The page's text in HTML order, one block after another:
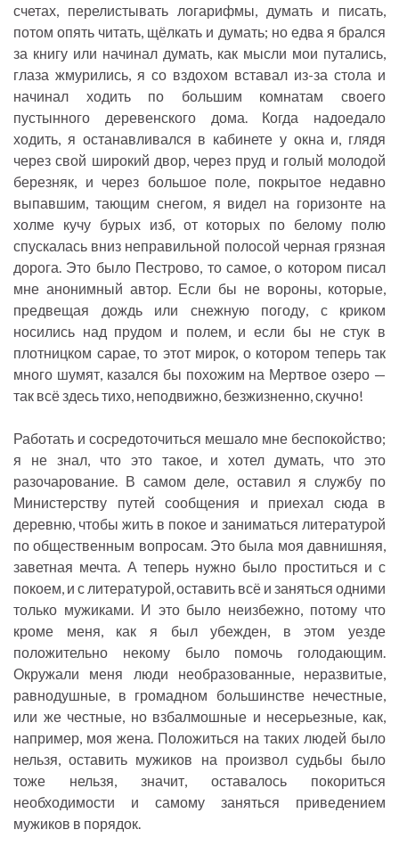
счетах, перелистывать логарифмы, думать и писать,
потом опять читать, щёлкать и думать; но едва я брался
за книгу или начинал думать, как мысли мои путались,
глаза жмурились, я со вздохом вставал из-за стола и
начинал ходить по большим комнатам своего
пустынного деревенского дома. Когда надоедало
ходить, я останавливался в кабинете у окна и, глядя
через свой широкий двор, через пруд и голый молодой
березняк, и через большое поле, покрытое недавно
выпавшим, тающим снегом, я видел на горизонте на
холме кучу бурых изб, от которых по белому полю
спускалась вниз неправильной полосой черная грязная
дорога. Это было Пестрово, то самое, о котором писал
мне анонимный автор. Если бы не вороны, которые,
предвещая дождь или снежную погоду, с криком
носились над прудом и полем, и если бы не стук в
плотницком сарае, то этот мирок, о котором теперь так
много шумят, казался бы похожим на Мертвое озеро —
так всё здесь тихо, неподвижно, безжизненно, скучно!
Работать и сосредоточиться мешало мне беспокойство;
я не знал, что это такое, и хотел думать, что это
разочарование. В самом деле, оставил я службу по
Министерству путей сообщения и приехал сюда в
деревню, чтобы жить в покое и заниматься литературой
по общественным вопросам. Это была моя давнишняя,
заветная мечта. А теперь нужно было проститься и с
покоем, и с литературой, оставить всё и заняться одними
только мужиками. И это было неизбежно, потому что
кроме меня, как я был убежден, в этом уезде
положительно некому было помочь голодающим.
Окружали меня люди необразованные, неразвитые,
равнодушные, в громадном большинстве нечестные,
или же честные, но взбалмошные и несерьезные, как,
например, моя жена. Положиться на таких людей было
нельзя, оставить мужиков на произвол судьбы было
тоже нельзя, значит, оставалось покориться
необходимости и самому заняться приведением
мужиков в порядок.